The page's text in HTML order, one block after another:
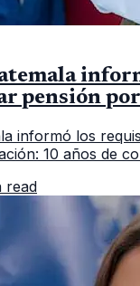
pensión
informó los
10 años de
read